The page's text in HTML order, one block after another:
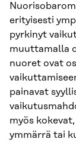
erityisesti
pyrkinyt
muuttamalla
nuoret ovat
painavat
myös
ymmärrä tai